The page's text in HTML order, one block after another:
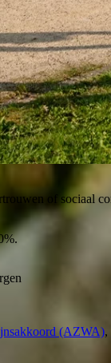
of sociaal
(AZWA),